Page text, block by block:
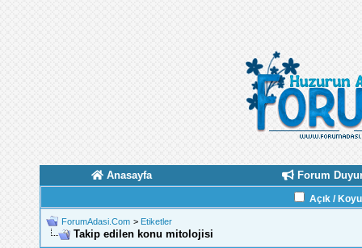
Anasayfa Forum
Açık /
ForumAdasi.Com > Etiketler
Takip edilen konu mitolojisi